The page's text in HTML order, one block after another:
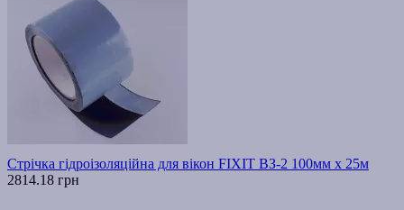
Стрічка гідроізоляційна для вікон FIXIT ВЗ-2 100мм х 25м
2814.18 грн